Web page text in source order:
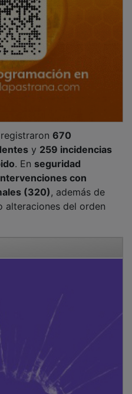
y259 incidencias
. Enseguridad
con
(320), además de
alteraciones del orden